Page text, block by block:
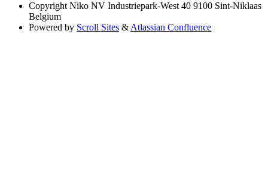
Copyright Niko NV Industriepark-West 40 9100 Sint-Niklaas
Belgium
Powered by Scroll Sites &Atlassian Confluence